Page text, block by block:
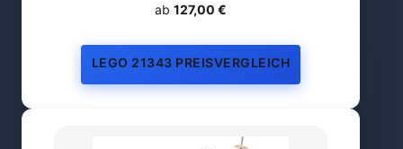
ab 127,00 €
LEGO 21343 PREISVERGLEICH